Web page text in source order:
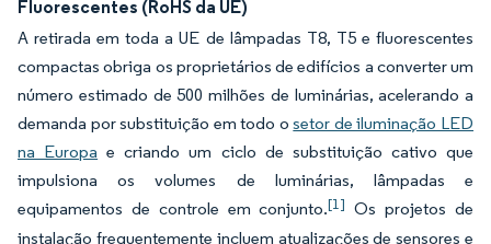
Fluorescentes (RoHS da UE)
A retirada em toda a UE de lâmpadas T8, T5 e fluorescentes
compactas obriga os proprietários de edifícios a converter um
número estimado de 500 milhões de luminárias, acelerando a
demanda por substituição em todo osetor de iluminação LED
na Europa e criando um ciclo de substituição cativo que
impulsiona os volumes de luminárias, lâmpadas e
equipamentos de controle em conjunto.[1] Os projetos de
instalação frequentemente incluem atualizações de sensores e